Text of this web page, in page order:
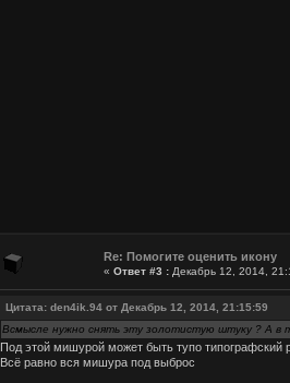
Re: Помогите оценить икону
« Ответ #3 : Декабрь 12, 2014,
Цитата: den4ik.94 от Декабрь 12, 2014, 21:15:59
Всмысле нужно снять эту золотистую штуку ? А в
Под этой мишурой может быть тупо типографский
Всё равно вся мишура под выброс